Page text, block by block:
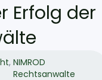
Erfolg der
, NIMROD
Rechtsanwalte